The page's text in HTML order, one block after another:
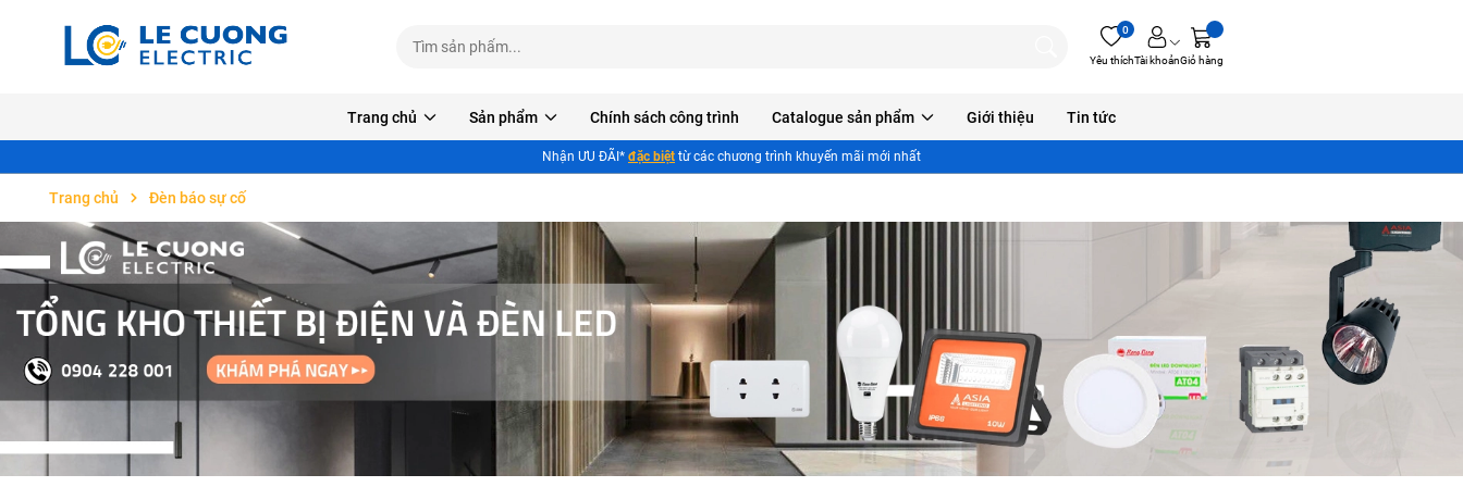
0
Yêu thíchTài khoảnGiỏ hàng
Trang chủ Sản phẩm Chính sách công trình Catalogue sản phẩm Giới thiệu Tin tức
Nhận ƯU ĐÃI* đặc biệt từ các chương trình khuyến mãi mới nhất
Trang chủ Đèn báo sự cố